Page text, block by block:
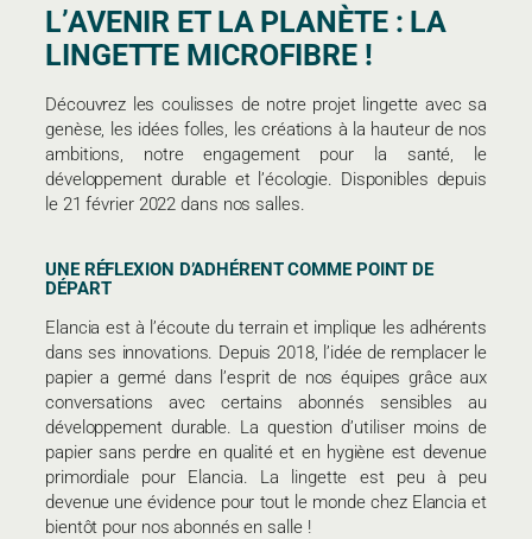
L’AVENIR ET LA PLANÈTE : LA
LINGETTE MICROFIBRE !
Découvrez les coulisses de notre projet lingette avec sa
genèse, les idées folles, les créations à la hauteur de nos
ambitions, notre engagement pour la santé, le
développement durable et l’écologie. Disponibles depuis
le 21 février 2022 dans nos salles.
UNE RÉFLEXION D’ADHÉRENT COMME POINT DE
DÉPART
Elancia est à l’écoute du terrain et implique les adhérents
dans ses innovations. Depuis 2018, l’idée de remplacer le
papier a germé dans l’esprit de nos équipes grâce aux
conversations avec certains abonnés sensibles au
développement durable. La question d’utiliser moins de
papier sans perdre en qualité et en hygiène est devenue
primordiale pour Elancia. La lingette est peu à peu
devenue une évidence pour tout le monde chez Elancia et
bientôt pour nos abonnés en salle !